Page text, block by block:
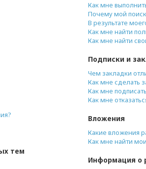
тем
Как мне
Почему мой поиск
В результате
Как мне найти
Как мне найти
Подписки и
Чем закладки
Как мне сделать
Как мне
Как мне
Вложения
Какие вложения
Как мне найти
Информация о